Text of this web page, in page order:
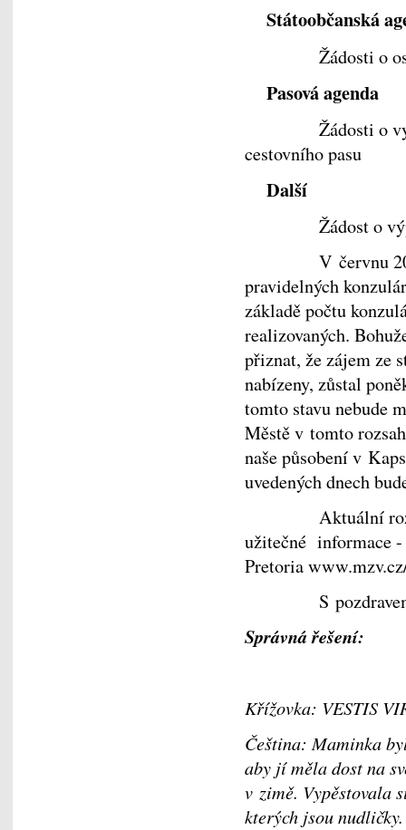
Státoobčanská
Žádosti o
Pasová agenda
Žádosti o
cestovního pasu
Další
Žádost o výpis
V červnu 2009
pravidelných
základě počtu
realizovaných.
přiznat, že zájem ze
nabízeny, zůstal
tomto stavu nebude
Městě v tomto
naše působení v
uvedených dnech
Aktuální rozpis
užitečné informace -
Pretoria
S
Správná řešení:
Křížovka: VESTIS
Čeština: Maminka
aby jí měla dost na
v zimě. Vypěstovala
kterých jsou